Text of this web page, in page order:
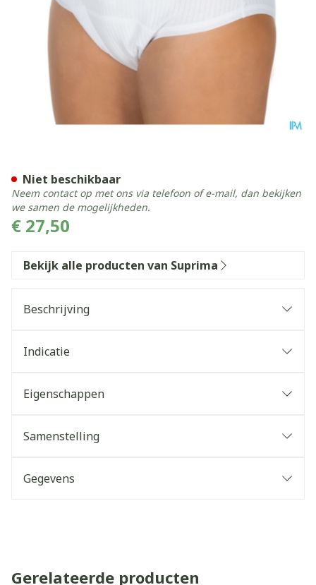
€ 27,50
Niet beschikbaar
Neem contact op met ons via telefoon of e-mail, dan bekijken
we samen de mogelijkheden.
Bekijk alle producten van Suprima
Beschrijving
Indicatie
Eigenschappen
Samenstelling
Gegevens
Gerelateerde producten